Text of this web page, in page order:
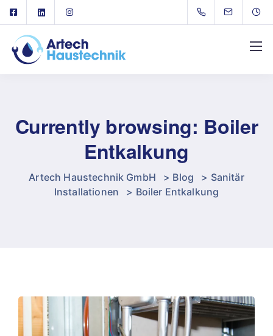
Currently browsing: Boiler
Entkalkung
Artech Haustechnik GmbH > Blog > Sanitär
Installationen
> Boiler Entkalkung